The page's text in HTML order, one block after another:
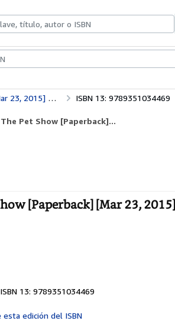
Monkey Me - 02: Monkey Me And The Pet Show [Paperback] [Mar 23, 2015] Timothy Roland ISBN 13: 9789351034469
Pet Show [Paperback]...
[Paperback] [Mar 23,
13: 9789351034469
esta edición del ISBN